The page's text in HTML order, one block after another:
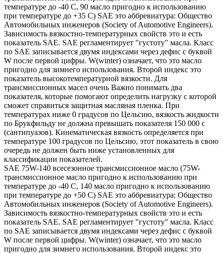
температуре до -40 С, 90 масло пригодно к использованию
при температуре до +35 С) SAE это аббревиатура: Общество
Автомобильных инженеров (Society of Automotive Engineers).
Зависимость вязкостно-температурных свойств это и есть
показатель SAE. SAE регламентирует "густоту" масла. Класс
по SAE записывается двумя индексами через дефис с буквой
W после первой цифры. W(winter) означает, что это масло
пригодно для зимнего использования. Второй индекс это
показатель высокотемпературной вязкости. Для
трансмиссионных масел очень Важно понимать два
показателя, которые помогают определить нагрузку с которой
сможет справиться защитная масляная пленка. При
температурах ниже 0 градусов по Цельсию, вязкость жидкости
по Брукфильду не должна превышать показателя 150 000 с
(сантипуазов). Кинематическая вязкость определяется при
температуре 100 градусов по Цельсию, этот показатель в свою
очередь не должен быть ниже установленных для
классификации показателей.
SAE 75W-140 всесезонное трансмиссионное масло (75W-
трансмиссионное масло пригодно к использованию при
температуре до -40 С, 140 масло пригодно к использованию
при температуре до +50 С) SAE это аббревиатура: Общество
Автомобильных инженеров (Society of Automotive Engineers).
Зависимость вязкостно-температурных свойств это и есть
показатель SAE. SAE регламентирует "густоту" масла. Класс
по SAE записывается двумя индексами через дефис с буквой
W после первой цифры. W(winter) означает, что это масло
пригодно для зимнего использования. Второй индекс это